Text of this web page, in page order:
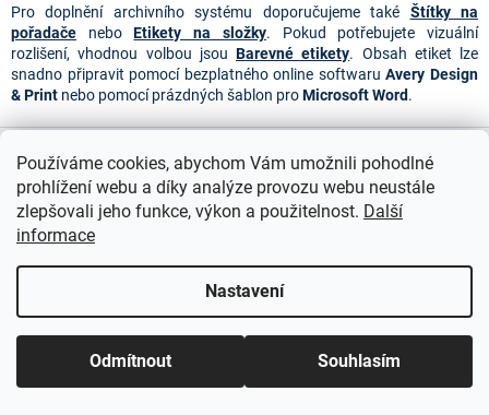
Používáme cookies, abychom Vám umožnili pohodlné
prohlížení webu a díky analýze provozu webu neustále
zlepšovali jeho funkce, výkon a použitelnost. Další
informace
Nastavení
Odmítnout Souhlasím
i
s
u
Pro doplnění archivního systému doporučujeme také Štítky na
pořadače neboEtikety na složky. Pokud potřebujete vizuální
rozlišení, vhodnou volbou jsou Barevné etikety. Obsah etiket lze
snadno připravit pomocí bezplatného online softwaruAvery Design
& Print nebo pomocí prázdných šablon proMicrosoft Word.
Z